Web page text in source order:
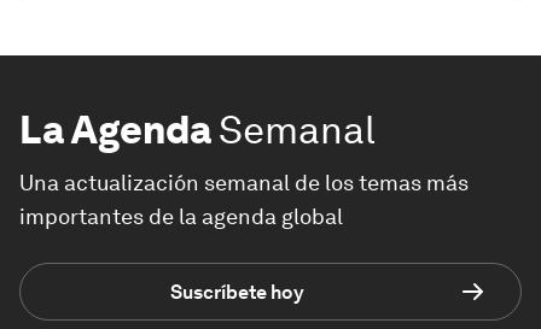
La AgendaSemanal
Una actualización semanal de los temas más
importantes de la agenda global
Suscríbete hoy